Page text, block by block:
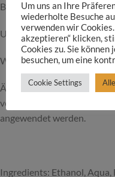
Bettnässen
Unruhezustände
Wechseljahrbeschwerden
Äußerlich kann die Tinktur
verdünnt auf kleinen
angewendet werden.
Ingredients: Ethanol,
Um uns an Ihre
wiederholte Besuche
verwenden wir
akzeptieren“ klicken,
Cookies zu. Sie können
besuchen, um eine
Cookie Settings